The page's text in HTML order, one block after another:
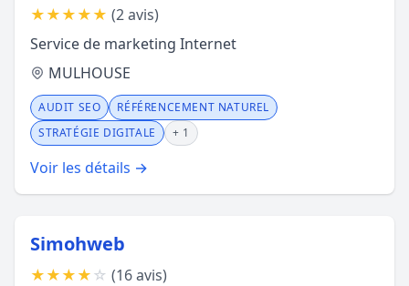
★★★★★ (2 avis)
Service de marketing Internet
MULHOUSE
AUDIT SEO
RÉFÉRENCEMENT NATUREL
STRATÉGIE DIGITALE
+ 1
Voir les détails →
Simohweb
★★★★☆ (16 avis)